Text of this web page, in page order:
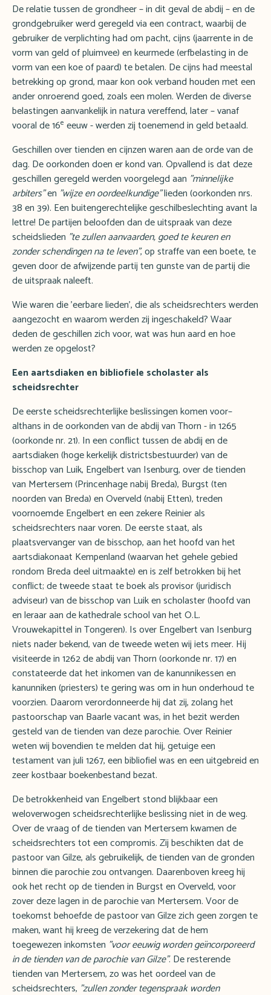
De relatie tussen de grondheer – in dit geval de abdij – en de
grondgebruiker werd geregeld via een contract, waarbij de
gebruiker de verplichting had om pacht, cijns (jaarrente in de
vorm van geld of pluimvee) en keurmede (erfbelasting in de
vorm van een koe of paard) te betalen. De cijns had meestal
betrekking op grond, maar kon ook verband houden met een
ander onroerend goed, zoals een molen. Werden de diverse
belastingen aanvankelijk in natura vereffend, later – vanaf
vooral de 16e eeuw - werden zij toenemend in geld betaald.
Geschillen over tienden en cijnzen waren aan de orde van de
dag. De oorkonden doen er kond van. Opvallend is dat deze
geschillen geregeld werden voorgelegd aan "minnelijke
arbiters"en "wijze en oordeelkundige"lieden (oorkonden nrs.
38 en 39). Een buitengerechtelijke geschilbeslechting avant la
lettre! De partijen beloofden dan de uitspraak van deze
scheidslieden "te zullen aanvaarden, goed te keuren en
zonder schendingen na te leven", op straffe van een boete, te
geven door de afwijzende partij ten gunste van de partij die
de uitspraak naleeft.
Wie waren die 'eerbare lieden', die als scheidsrechters werden
aangezocht en waarom werden zij ingeschakeld? Waar
deden de geschillen zich voor, wat was hun aard en hoe
werden ze opgelost?
Een aartsdiaken en bibliofiele scholaster als
scheidsrechter
De eerste scheidsrechterlijke beslissingen komen voor–
althans in de oorkonden van de abdij van Thorn - in 1265
(oorkonde nr. 21). In een conflict tussen de abdij en de
aartsdiaken (hoge kerkelijk districtsbestuurder) van de
bisschop van Luik, Engelbert van Isenburg, over de tienden
van Mertersem (Princenhage nabij Breda), Burgst (ten
noorden van Breda) en Overveld (nabij Etten), treden
voornoemde Engelbert en een zekere Reinier als
scheidsrechters naar voren. De eerste staat, als
plaatsvervanger van de bisschop, aan het hoofd van het
aartsdiakonaat Kempenland (waarvan het gehele gebied
rondom Breda deel uitmaakte) en is zelf betrokken bij het
conflict; de tweede staat te boek als provisor (juridisch
adviseur) van de bisschop van Luik en scholaster (hoofd van
en leraar aan de kathedrale school van het O.L.
Vrouwekapittel in Tongeren). Is over Engelbert van Isenburg
niets nader bekend, van de tweede weten wij iets meer. Hij
visiteerde in 1262 de abdij van Thorn (oorkonde nr. 17) en
constateerde dat het inkomen van de kanunnikessen en
kanunniken (priesters) te gering was om in hun onderhoud te
voorzien. Daarom verordonneerde hij dat zij, zolang het
pastoorschap van Baarle vacant was, in het bezit werden
gesteld van de tienden van deze parochie. Over Reinier
weten wij bovendien te melden dat hij, getuige een
testament van juli 1267, een bibliofiel was en een uitgebreid en
zeer kostbaar boekenbestand bezat.
De betrokkenheid van Engelbert stond blijkbaar een
weloverwogen scheidsrechterlijke beslissing niet in de weg.
Over de vraag of de tienden van Mertersem kwamen de
scheidsrechters tot een compromis. Zij beschikten dat de
pastoor van Gilze, als gebruikelijk, de tienden van de gronden
binnen die parochie zou ontvangen. Daarenboven kreeg hij
ook het recht op de tienden in Burgst en Overveld, voor
zover deze lagen in de parochie van Mertersem. Voor de
toekomst behoefde de pastoor van Gilze zich geen zorgen te
maken, want hij kreeg de verzekering dat de hem
toegewezen inkomsten "voor eeuwig worden geïncorporeerd
in de tienden van de parochie van Gilze". De resterende
tienden van Mertersem, zo was het oordeel van de
scheidsrechters, "zullen zonder tegenspraak worden